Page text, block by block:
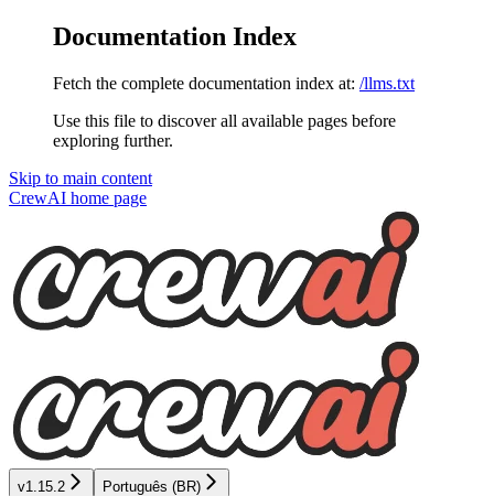
Documentation Index
Fetch the complete documentation index at: /llms.txt
Use this file to discover all available pages before
exploring further.
Skip to main content
CrewAI home page
v1.15.2 Português (BR)